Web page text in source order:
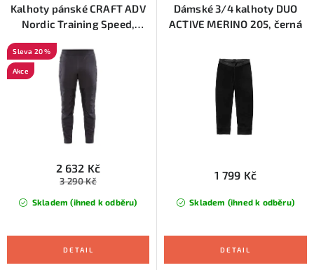
p
o
d
r
o
Kalhoty pánské CRAFT ADV
Nordic Training Speed,
20 %
Akce
Skladem (ihned k odběru)
2 632 Kč
3 290 Kč
Dámské 3/4 kalhoty DUO
ACTIVE MERINO 205, černá
Skladem (ihned k odběru)
1 799 Kč